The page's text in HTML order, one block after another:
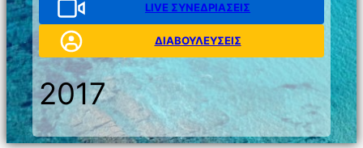
LIVE ΣΥΝΕΔΡΙΑΣΕΙΣ
ΔΙΑΒΟΥΛΕΥΣΕΙΣ
2017